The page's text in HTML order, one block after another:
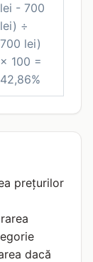
lei - 700
lei) ÷
700 lei)
× 100 =
42,86%
prețurilor
dacă